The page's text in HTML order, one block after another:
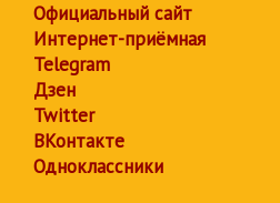
Официальный сайт
Интернет-приёмная
Telegram
Дзен
Twitter
ВКонтакте
Одноклассники